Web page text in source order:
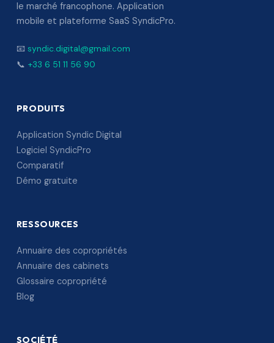
le marché francophone. Application
mobile et plateforme SaaS SyndicPro.
📧 syndic.digital@gmail.com
📞 +33 6 51 11 56 90
PRODUITS
Application Syndic Digital
Logiciel SyndicPro
Comparatif
Démo gratuite
RESSOURCES
Annuaire des copropriétés
Annuaire des cabinets
Glossaire copropriété
Blog
SOCIÉTÉ